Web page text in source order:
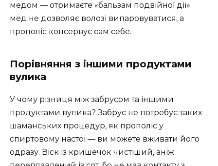
медом — отримаєте «бальзам подвійної дії»:
мед не дозволяє волозі випаровуватися, а
прополіс консервує сам себе.
Порівняння з іншими продуктами
вулика
У чому різниця між забрусом та іншими
продуктами вулика? Забрус не потребує таких
шаманських процедур, як прополіс у
спиртовому настої — ви можете вживати його
одразу. Віск із кришечок чистіший, аніж